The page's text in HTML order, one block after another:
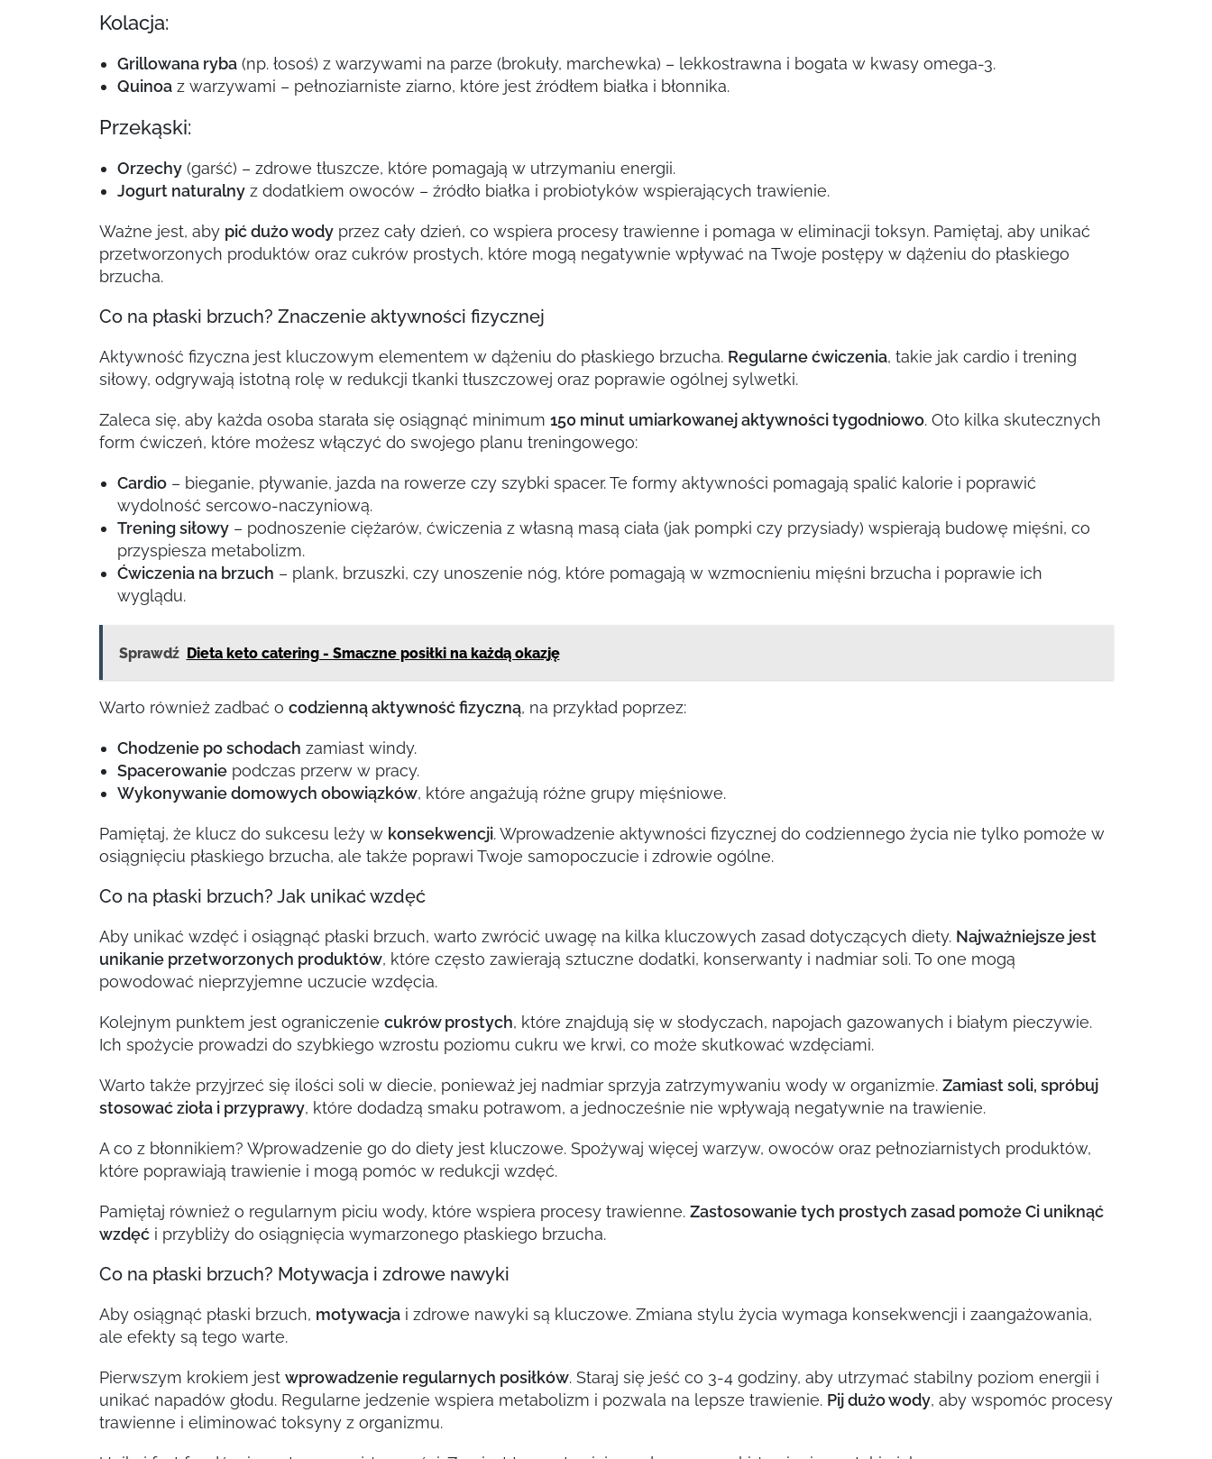
Kolacja:
Grillowana ryba(np. łosoś) z warzywami na parze (brokuły, marchewka) – lekkostrawna i bogata w kwasy omega-3.
Quinoaz warzywami – pełnoziarniste ziarno, które jest źródłem białka i błonnika.
Przekąski:
Orzechy(garść) – zdrowe tłuszcze, które pomagają w utrzymaniu energii.
Jogurt naturalnyz dodatkiem owoców – źródło białka i probiotyków wspierających trawienie.
Ważne jest, aby pić dużo wodyprzez cały dzień, co wspiera procesy trawienne i pomaga w eliminacji toksyn. Pamiętaj, aby unikać
przetworzonych produktów oraz cukrów prostych, które mogą negatywnie wpływać na Twoje postępy w dążeniu do płaskiego
brzucha.
Co na płaski brzuch? Znaczenie aktywności fizycznej
Aktywność fizyczna jest kluczowym elementem w dążeniu do płaskiego brzucha. Regularne ćwiczenia, takie jak cardio i trening
siłowy, odgrywają istotną rolę w redukcji tkanki tłuszczowej oraz poprawie ogólnej sylwetki.
Zaleca się, aby każda osoba starała się osiągnąć minimum 150 minut umiarkowanej aktywności tygodniowo. Oto kilka skutecznych
form ćwiczeń, które możesz włączyć do swojego planu treningowego:
Cardio– bieganie, pływanie, jazda na rowerze czy szybki spacer. Te formy aktywności pomagają spalić kalorie i poprawić
wydolność sercowo-naczyniową.
Trening siłowy– podnoszenie ciężarów, ćwiczenia z własną masą ciała (jak pompki czy przysiady) wspierają budowę mięśni, co
przyspiesza metabolizm.
Ćwiczenia na brzuch – plank, brzuszki, czy unoszenie nóg, które pomagają w wzmocnieniu mięśni brzucha i poprawie ich
wyglądu.
Sprawdź Dieta keto catering - Smaczne posiłki na każdą okazję
Warto również zadbać o codzienną aktywność fizyczną, na przykład poprzez:
Chodzenie po schodach zamiast windy.
Spacerowaniepodczas przerw w pracy.
Wykonywanie domowych obowiązków, które angażują różne grupy mięśniowe.
Pamiętaj, że klucz do sukcesu leży w konsekwencji. Wprowadzenie aktywności fizycznej do codziennego życia nie tylko pomoże w
osiągnięciu płaskiego brzucha, ale także poprawi Twoje samopoczucie i zdrowie ogólne.
Co na płaski brzuch? Jak unikać wzdęć
Aby unikać wzdęć i osiągnąć płaski brzuch, warto zwrócić uwagę na kilka kluczowych zasad dotyczących diety. Najważniejsze jest
unikanie przetworzonych produktów, które często zawierają sztuczne dodatki, konserwanty i nadmiar soli. To one mogą
powodować nieprzyjemne uczucie wzdęcia.
Kolejnym punktem jest ograniczenie cukrów prostych, które znajdują się w słodyczach, napojach gazowanych i białym pieczywie.
Ich spożycie prowadzi do szybkiego wzrostu poziomu cukru we krwi, co może skutkować wzdęciami.
Warto także przyjrzeć się ilości soli w diecie, ponieważ jej nadmiar sprzyja zatrzymywaniu wody w organizmie. Zamiast soli, spróbuj
stosować zioła i przyprawy, które dodadzą smaku potrawom, a jednocześnie nie wpływają negatywnie na trawienie.
A co z błonnikiem? Wprowadzenie go do diety jest kluczowe. Spożywaj więcej warzyw, owoców oraz pełnoziarnistych produktów,
które poprawiają trawienie i mogą pomóc w redukcji wzdęć.
Pamiętaj również o regularnym piciu wody, które wspiera procesy trawienne. Zastosowanie tych prostych zasad pomoże Ci uniknąć
wzdęći przybliży do osiągnięcia wymarzonego płaskiego brzucha.
Co na płaski brzuch? Motywacja i zdrowe nawyki
Aby osiągnąć płaski brzuch, motywacjai zdrowe nawyki są kluczowe. Zmiana stylu życia wymaga konsekwencji i zaangażowania,
ale efekty są tego warte.
Pierwszym krokiem jest wprowadzenie regularnych posiłków. Staraj się jeść co 3-4 godziny, aby utrzymać stabilny poziom energii i
unikać napadów głodu. Regularne jedzenie wspiera metabolizm i pozwala na lepsze trawienie. Pij dużo wody, aby wspomóc procesy
trawienne i eliminować toksyny z organizmu.